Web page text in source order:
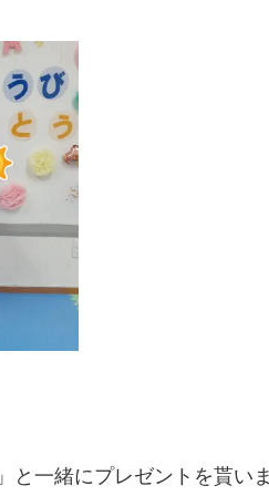
と一緒にプレゼントを貰い